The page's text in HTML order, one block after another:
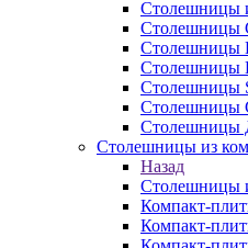
Столешницы
Столешницы
Столешницы
Столешницы
Столешницы
Столешницы
Столешницы
Столешницы из
Назад
Столешницы
Компакт-
Компакт-